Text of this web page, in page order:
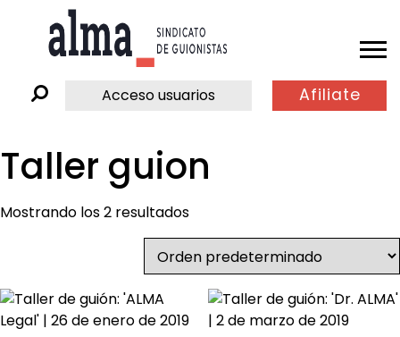
Acceso usuarios Afiliate
Taller guion
Mostrando los 2 resultados